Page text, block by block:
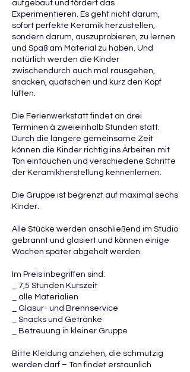
aufgebaut und fördert das
Experimentieren. Es geht nicht darum,
sofort perfekte Keramik herzustellen,
sondern darum, auszuprobieren, zu lernen
und Spaß am Material zu haben. Und
natürlich werden die Kinder
zwischendurch auch mal rausgehen,
snacken, quatschen und kurz den Kopf
lüften.
Die Ferienwerkstatt findet an drei
Terminen à zweieinhalb Stunden statt.
Durch die längere gemeinsame Zeit
können die Kinder richtig ins Arbeiten mit
Ton eintauchen und verschiedene Schritte
der Keramikherstellung kennenlernen.
Die Gruppe ist begrenzt auf maximal sechs
Kinder.
Alle Stücke werden anschließend im Studio
gebrannt und glasiert und können einige
Wochen später abgeholt werden.
Im Preis inbegriffen sind:
_ 7,5 Stunden Kurszeit
_ alle Materialien
_ Glasur- und Brennservice
_ Snacks und Getränke
_ Betreuung in kleiner Gruppe
Bitte Kleidung anziehen, die schmutzig
werden darf – Ton findet erstaunlich